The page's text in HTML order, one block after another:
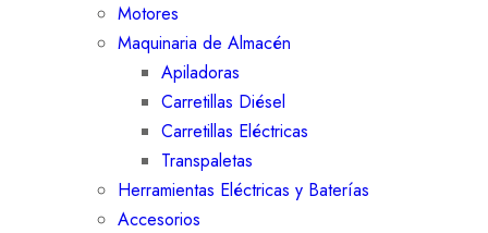
Motores
Maquinaria de Almacén
Apiladoras
Carretillas Diésel
Carretillas Eléctricas
Transpaletas
Herramientas Eléctricas y Baterías
Accesorios